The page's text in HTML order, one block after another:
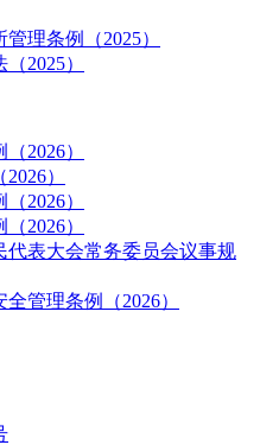
理条例（2025）
2025）
2026）
）
2026）
2026）
代表大会常务委员会议事规
管理条例（2026）